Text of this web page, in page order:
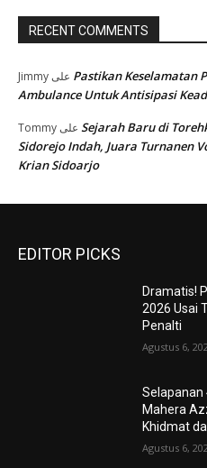
RECENT COMMENTS
Jimmy
Pastikan Keselamatan
Ambulance Untuk Antisipasi
Tommy
Sejarah Baru di
Sidorejo Indah, Juara Turnanen
Krian Sidoarjo
EDITOR PICKS
Dramatis!
2026 Usai
Penalti
Agustus 6,
Selapanan
Mahera
Khidmat
Agustus 6,